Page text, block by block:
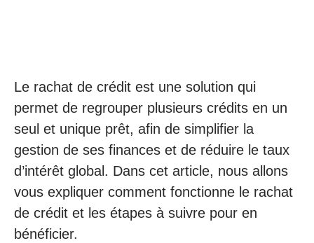
Le rachat de crédit est une solution qui
permet de regrouper plusieurs crédits en un
seul et unique prêt, afin de simplifier la
gestion de ses finances et de réduire le taux
d’intérêt global. Dans cet article, nous allons
vous expliquer comment fonctionne le rachat
de crédit et les étapes à suivre pour en
bénéficier.